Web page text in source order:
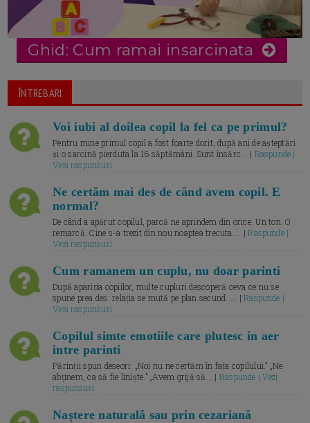
Ghid: Cum ramai insarcinata
ÎNTREBARI
Voi iubi al doilea copil la fel ca pe primul?
Pentru mine primul copil a fost foarte dorit, după ani de așteptări
și o sarcină pierduta la 16 săptămâni. Sunt însărc... | Raspunde |
Vezi raspunsuri
Ne certăm mai des de când avem copil. E
normal?
De când a apărut copilul, parcă ne aprindem din orice. Un ton. O
remarcă. Cine s-a trezit din nou noaptea trecuta.... |Raspunde |
Vezi raspunsuri
Cum ramanem un cuplu, nu doar parinti
După apariția copiilor, multe cupluri descoperă ceva ce nu se
spune prea des: relația se mută pe plan secund. ... |Raspunde |
Vezi raspunsuri
Copilul simte emotiile care plutesc in aer
intre parinti
Părinții spun deseori: „Noi nu ne certăm în fața copilului.” „Ne
abținem, ca să fie liniște.” „Avem grijă să... | Raspunde | Vezi
raspunsuri
Naștere naturală sau prin cezariană